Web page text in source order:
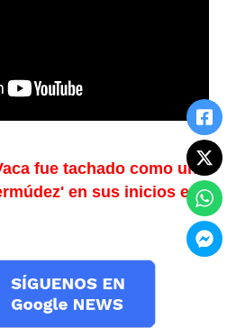
fue tachado como una
en sus inicios en